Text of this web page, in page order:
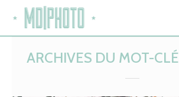
ARCHIVES DU MOT-CLÉ